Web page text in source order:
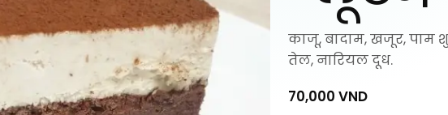
काजू, बादाम, खजूर, पाम
तेल, नारियल दूध.
70,000 VND